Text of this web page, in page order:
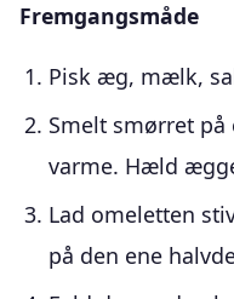
Fremgangsmåde
Pisk æg, mælk,
Smelt smørret
varme. Hæld
Lad omeletten
på den ene